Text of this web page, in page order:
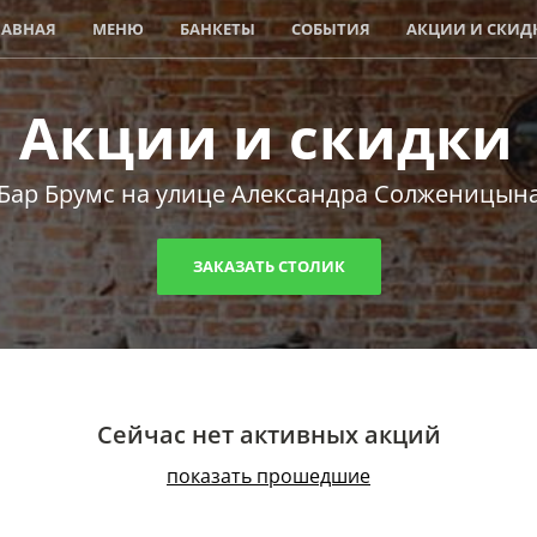
МЕНЮ БАНКЕТЫ СОБЫТИЯ АКЦИИ И
Акции и скидки
Брумс на улице Александра
ЗАКАЗАТЬ СТОЛИК
Сейчас нет активных акций
показать прошедшие